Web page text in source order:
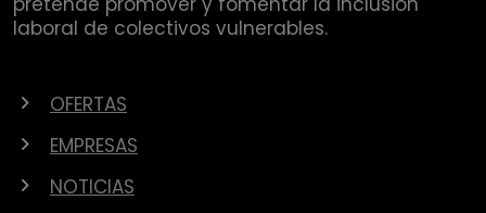
laboral de colectivos vulnerables.
OFERTAS
EMPRESAS
NOTICIAS